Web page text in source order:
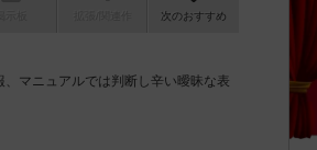
次のおすすめ
マニュアルでは判断し辛い曖昧な表